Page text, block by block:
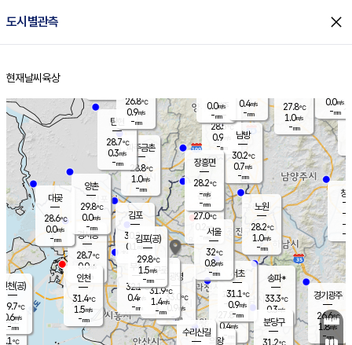
도시별관측 close
홈
현재날씨 육상
의도
℃
양주
28.5℃
0.9
-mm
과천
27.8℃
0.4m/s
- mm
경기광주
26.6℃
1.8m/s
-mm
경서동
28.7℃
0.0m/s
-mm
파주금촌
28.8℃
1.0m/s
-mm
27.8℃
1.0m/s
-mm
대곶
28.6℃
0.0m/s
-mm
창
-
-m/
-
탄현
28.7℃
0.3m/s
-mm
0.0m/s
-mm
의왕
김포
30.2℃
0.1 m/s
mm
광명
33.0
℃
0.9 m/s
-mm
부천
32.1℃
0.4m/s
-mm
양촌
29.8℃
0.0m/s
-mm
구로
31.9℃
1.4m/s
-mm
은평
27.0℃
0.2 m/s
- mm
노원
28.2℃
1.0m/s
-mm
송파*
33.3℃
0.3m/s
-mm
서초
31.1℃
0.9m/s
-mm
남방
30.2℃
0.7m/s
-mm
수리산길
분당구
31.2℃
장흥면
28.2℃
-m/s
-mm
0.0m/s
-mm
인천(공)
29.7℃
0.6m/s
-mm
김포(공)
29.8℃
1.5m/s
-mm
인천
31.4℃
1.5m/s
-mm
서울
32℃
0.8m/s
-mm
26.8℃
0.9m/s
-mm
0.4m/s
-mm